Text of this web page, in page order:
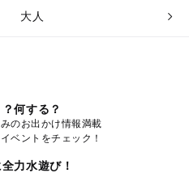
大人
何する？
のお出かけ情報満載
ベントをチェック！
力水遊び！